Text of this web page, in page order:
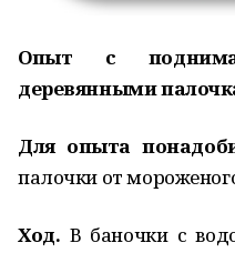
Опыт с
деревянными
Для опыта
палочки от
Ход. В баночки с